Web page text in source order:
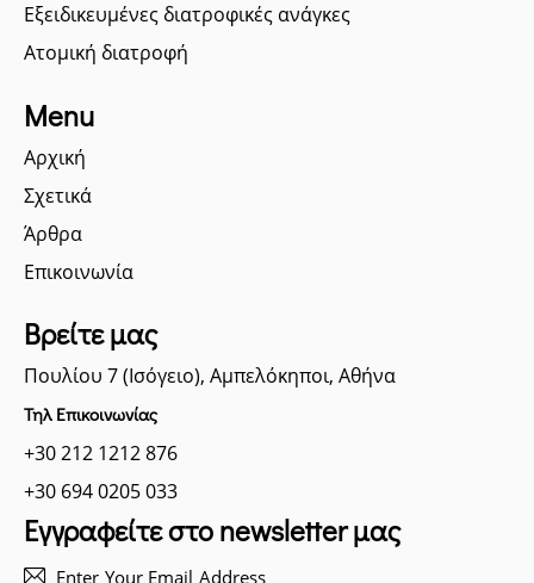
Εξειδικευμένες διατροφικές ανάγκες
Ατομική διατροφή
Menu
Αρχική
Σχετικά
Άρθρα
Επικοινωνία
Βρείτε μας
Πουλίου 7 (Ισόγειο), Αμπελόκηποι, Αθήνα
Τηλ Επικοινωνίας
+30 212 1212 876
+30 694 0205 033
Εγγραφείτε στο newsletter μας